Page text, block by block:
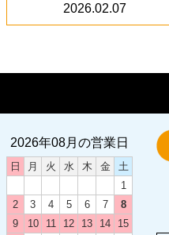
2026.02.07
2024.05.20
2023.12.12
2026年08月の営業日
日 月 火 水 木 金
土
1
2
3 4 5 6 7
8
9
10 11 12 13 14
15